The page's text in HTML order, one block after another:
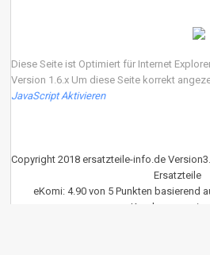
Diese Seite ist Optimiert für Internet
Version 1.6.x Um diese Seite korrekt
JavaScript Aktivieren
Copyright 2018 ersatzteile-info.de
Ersatzteile
eKomi:4.90 von 5 Punkten basierend